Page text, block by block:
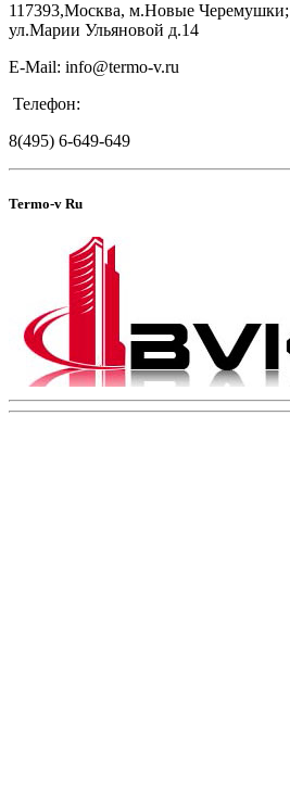
117393,Москва, м.Новые Черемушки;
ул.Марии Ульяновой д.14
E-Mail: info@termo-v.ru
Телефон:
8(495) 6-649-649
Termo-v Ru